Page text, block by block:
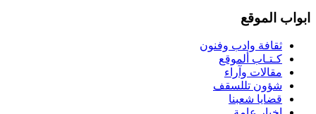
ابواب الموقع
ثقافة وادب وفنون
كـتـاب ألموقع
مقالات وآراء
شؤون تللسقف
قضايا شعبنا